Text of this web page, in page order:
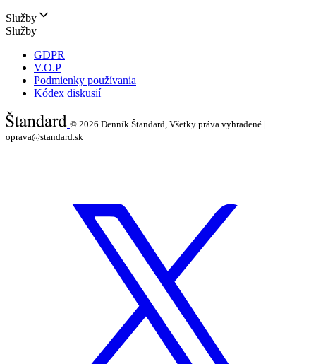
Služby
Služby
GDPR
V.O.P
Podmienky používania
Kódex diskusií
© 2026 Denník Štandard, Všetky práva vyhradené |
oprava@standard.sk